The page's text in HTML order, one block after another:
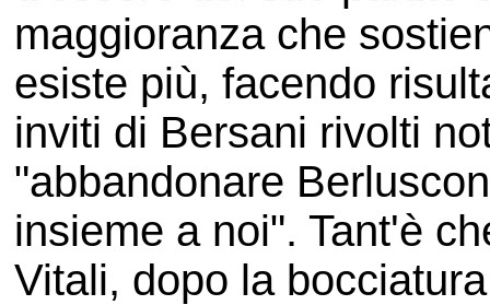
maggioranza che
esiste più, facendo
inviti di Bersani rivolti
"abbandonare
insieme a noi". Tant'è
Vitali, dopo la